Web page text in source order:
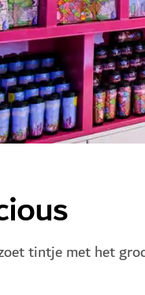
tintje met het